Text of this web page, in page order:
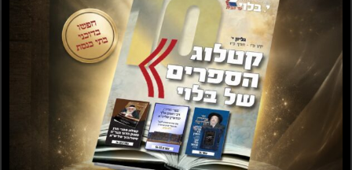
תשועה ברוב יועץ
₪35.00 ₪15.00
תשובה מאת הרב ראובן
לויכטר שליטא
20.00 ₪30.00